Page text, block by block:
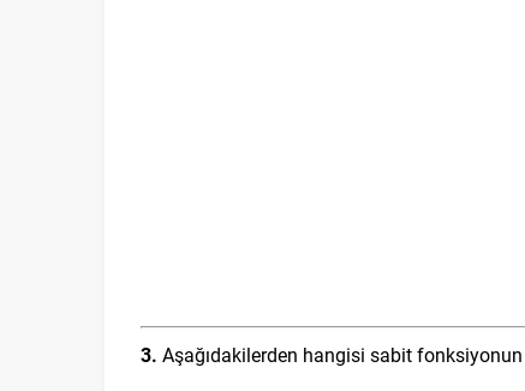
3. Aşağıdakilerden hangisi sabit